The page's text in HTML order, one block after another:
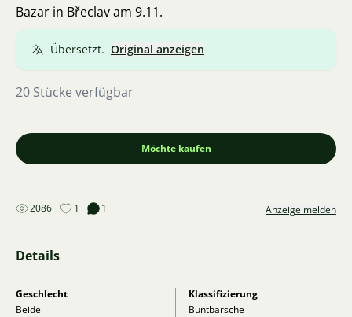
Bazar in Břeclav am 9.11.
Übersetzt. Original anzeigen
20 Stücke verfügbar
Möchte kaufen
2086 1 1 Anzeige melden
Details
Geschlecht
Beide
Klassifizierung
Buntbarsche